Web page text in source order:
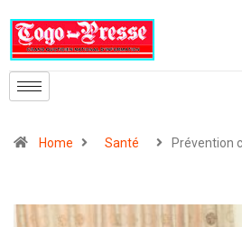
Home Santé Prévention